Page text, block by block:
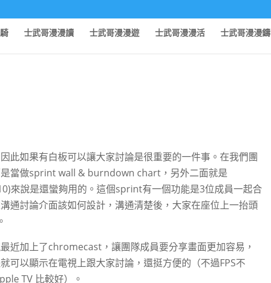
士武哥漫漫讀 士武哥漫漫遊 士武哥漫漫活 士武哥漫漫鑄
此如果有白板可以讓大家討論是很重要的一件事。在我們團
當做sprint wall & burndown chart，另外二面就是
來說是還蠻夠用的。這個sprint有一個功能是3位成員一起合
通討論介面該如何設計，溝通清楚後，大家在座位上一抬頭
近加上了chromecast，讓團隊成員要分享畫面更加容易，
可以顯示在電視上跟大家討論，還挺方便的（不過FPS不
TV 比較好）。